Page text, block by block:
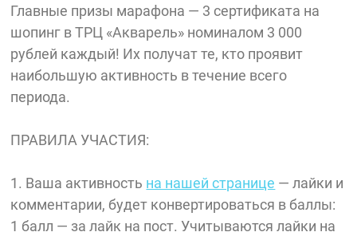
Главные призы марафона — 3 сертификата на
шопинг в ТРЦ «Акварель» номиналом 3 000
рублей каждый! Их получат те, кто проявит
наибольшую активность в течение всего
периода.
ПРАВИЛА УЧАСТИЯ:
1. Ваша активность на нашей странице — лайки и
комментарии, будет конвертироваться в баллы:
1 балл — за лайк на пост. Учитываются лайки на